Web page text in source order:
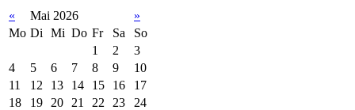
« Mai 2026
»
Mo Di Mi Do Fr Sa
So
1
2
3
4
5 6 7 8 9
10
11
12 13 14 15 16
17
18
19 20 21 22 23
24